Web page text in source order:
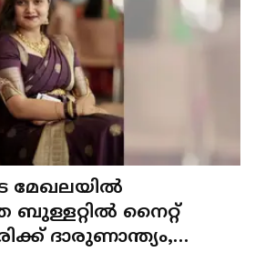
മേഖലയിൽ
ബുള്ളറ്റിൽ നൈറ്റ്
ദാരുണാന്ത്യം,